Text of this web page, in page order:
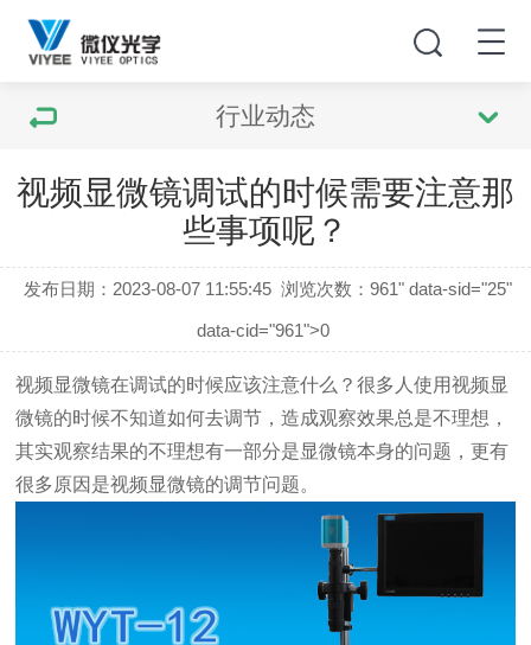
行业动态
视频显微镜调试的时候需要注意那
些事项呢？
发布日期：2023-08-07 11:55:45 浏览次数：961" data-sid="25"
data-cid="961">0
视频显微镜在调试的时候应该注意什么？很多人使用视频显
微镜的时候不知道如何去调节，造成观察效果总是不理想，
其实观察结果的不理想有一部分是显微镜本身的问题，更有
很多原因是视频显微镜的调节问题。